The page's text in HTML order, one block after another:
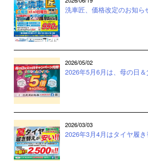
洗車匠、価格改定のお知ら
2026/05/02
2026年5月6月は、母の日
2026/03/03
2026年3月4月はタイヤ履